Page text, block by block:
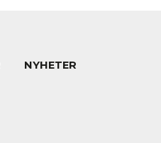
NYHETER